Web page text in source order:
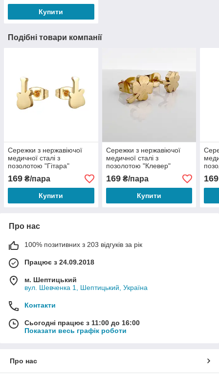
Купити
Подібні товари компанії
Сережки з нержавіючої
медичної сталі з
позолотою "Гітара"
169 ₴/пара
Купити
Сережки з нержавіючої
медичної сталі з
позолотою "Клевер"
169₴/пара
Купити
169
Про нас
100% позитивних з 203 відгуків за рік
Працює з 24.09.2018
м. Шептицький
вул. Шевченка 1, Шептицький, Україна
Контакти
Сьогодні працює з 11:00 до 16:00
Показати весь графік роботи
Про нас